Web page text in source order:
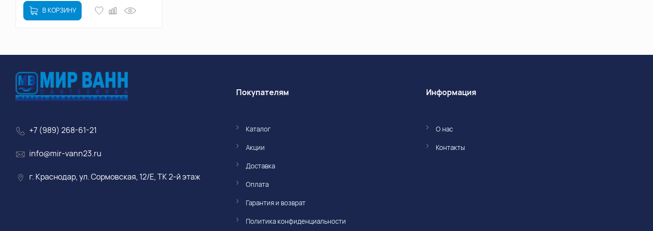
В КОРЗИНУ
+7 (989) 268-61-21
info@mir-vann23.ru
г. Краснодар, ул. Сормовская, 12/Е, ТК 2-й этаж
Покупателям
Каталог
Акции
Доставка
Оплата
Гарантия и возврат
Политика конфиденциальности
Информация
О нас
Контакты